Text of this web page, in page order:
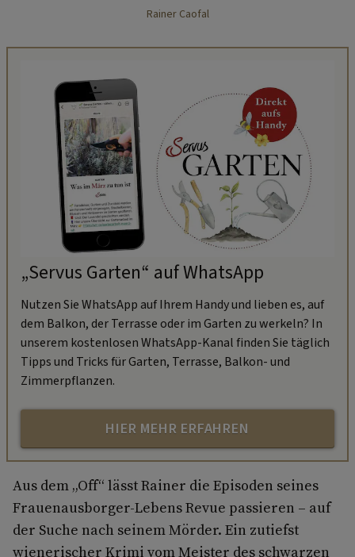
Rainer Caofal
„Servus Garten“ auf WhatsApp
Nutzen Sie WhatsApp auf Ihrem Handy und lieben es, auf
dem Balkon, der Terrasse oder im Garten zu werkeln? In
unserem kostenlosen WhatsApp-Kanal finden Sie täglich
Tipps und Tricks für Garten, Terrasse, Balkon- und
Zimmerpflanzen.
HIER MEHR ERFAHREN
Aus dem „Off“ lässt Rainer die Episoden seines
Frauenausborger-Lebens Revue passieren – auf
der Suche nach seinem Mörder. Ein zutiefst
wienerischer Krimi vom Meister des schwarzen